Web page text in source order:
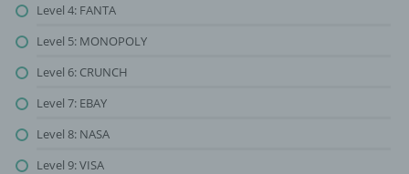
Level 4: FANTA
Level 5: MONOPOLY
Level 6: CRUNCH
Level 7: EBAY
Level 8: NASA
Level 9: VISA